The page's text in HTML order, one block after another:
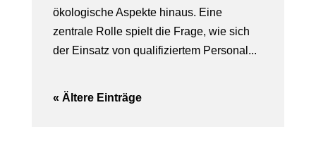
ökologische Aspekte hinaus. Eine
zentrale Rolle spielt die Frage, wie sich
der Einsatz von qualifiziertem Personal...
« Ältere Einträge